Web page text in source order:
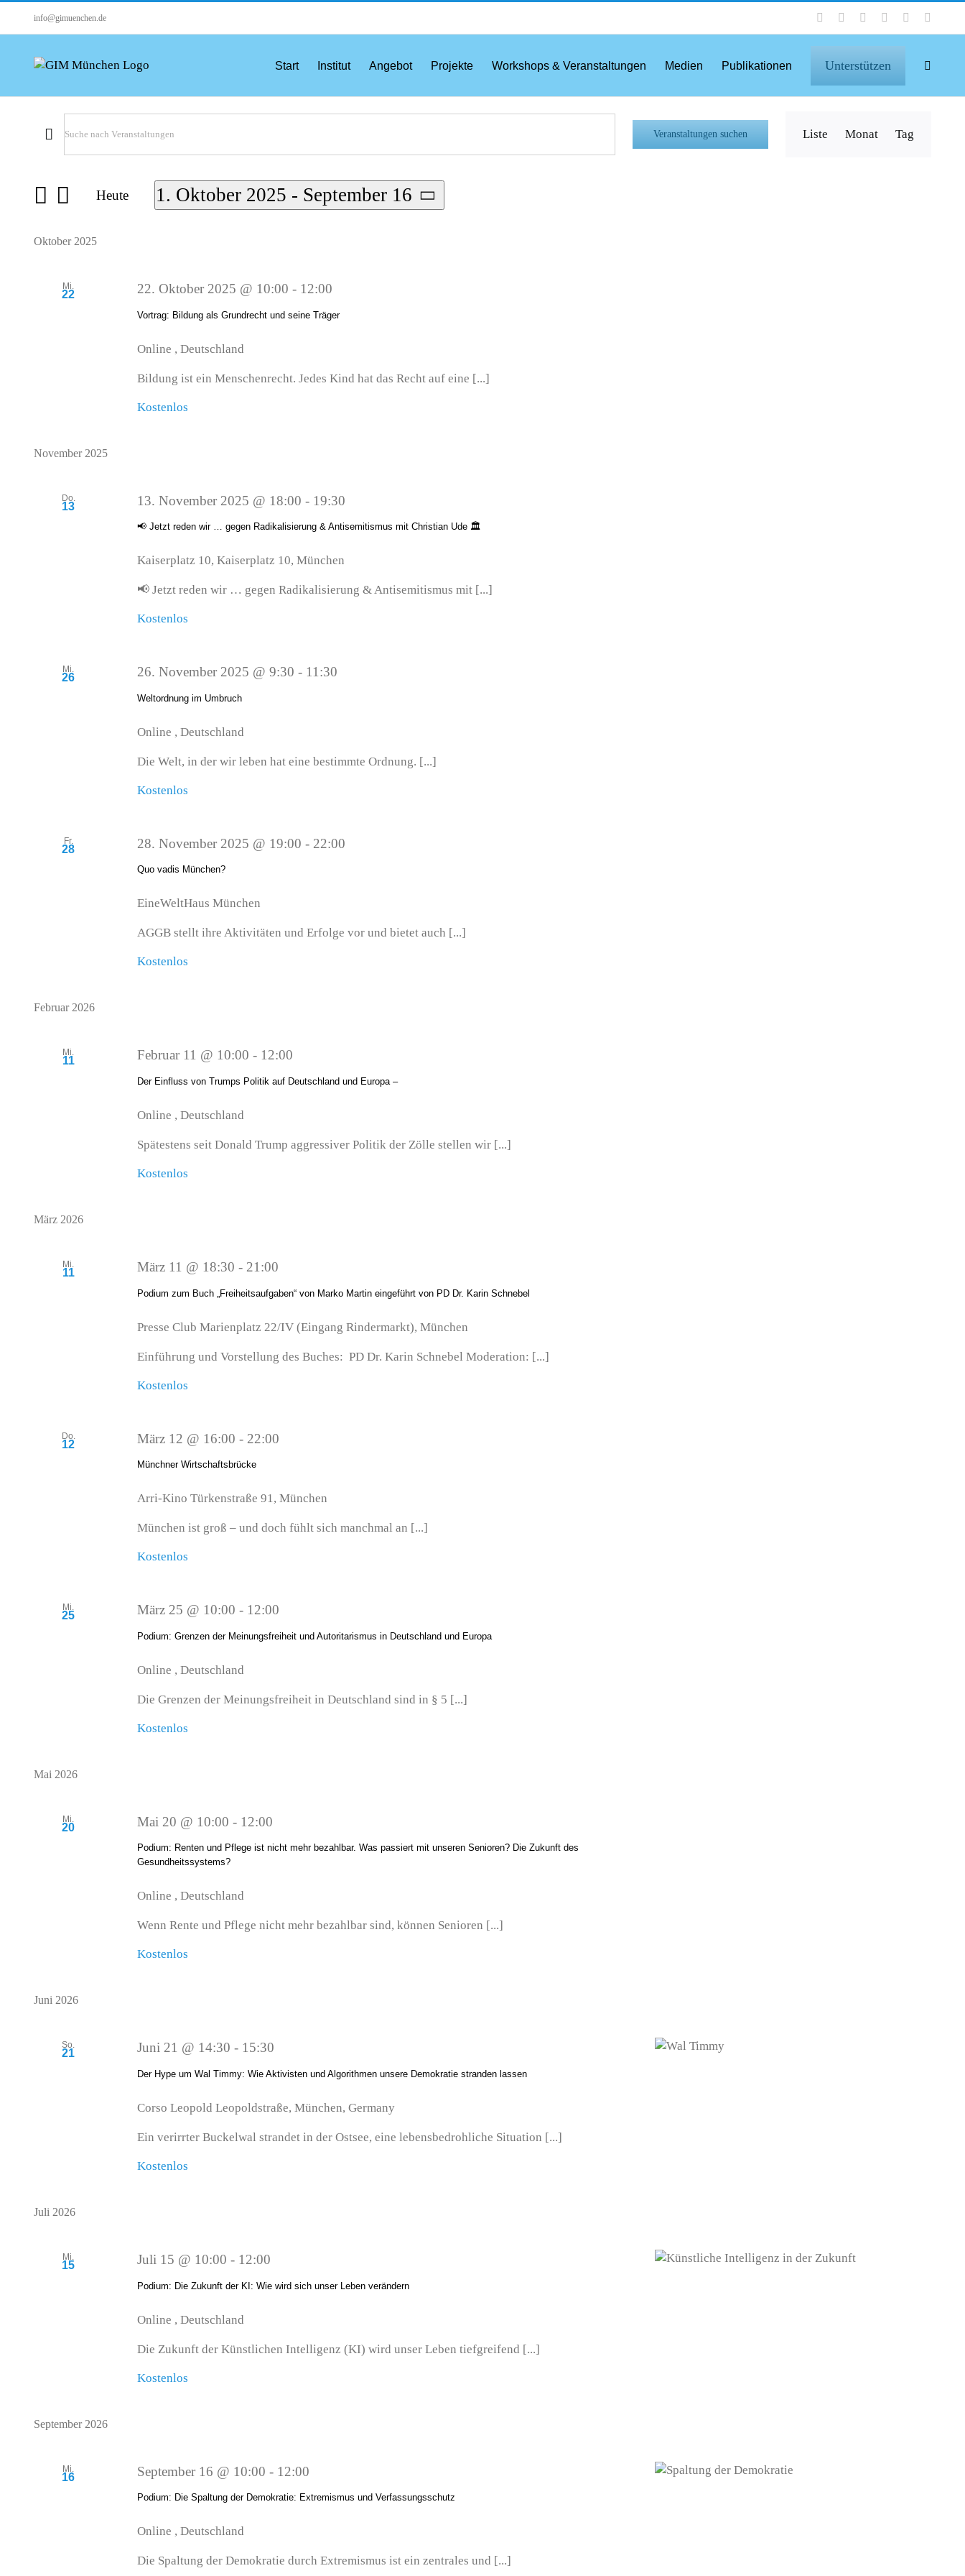
info@gimuenchen.de FacebookInstagramLinkedIn YouTube
Start Institut Angebot Projekte Workshops & Veranstaltungen Medien Publikationen Unterstützen
Veranstaltungen
Veranstaltungen
Navigation
Bitte
Schlüsselwort
Schlüsselwort.
Veranstaltungen suchen
Ansichten-
Liste Monat Tag
Heute 1. Oktober 2025 - September 16
Oktober 2025
Mi.
22
Vortrag: Bildung als Grundrecht und seine Träger
22. Oktober 2025 @ 10:00 - 12:00
Online , Deutschland
Bildung ist ein Menschenrecht. Jedes Kind hat das Recht auf eine [...]
Kostenlos
November 2025
Do.
13
📢 Jetzt reden wir … gegen Radikalisierung & Antisemitismus mit Christian Ude 🏛
13. November 2025 @ 18:00 - 19:30
Kaiserplatz 10,Kaiserplatz 10, München
📢 Jetzt reden wir … gegen Radikalisierung & Antisemitismus mit [...]
Kostenlos
Mi.
26
Weltordnung im Umbruch
26. November 2025 @ 9:30 - 11:30
Online , Deutschland
Die Welt, in der wir leben hat eine bestimmte Ordnung. [...]
Kostenlos
Fr.
28
Quo vadis München?
28. November 2025 @ 19:00 - 22:00
EineWeltHausMünchen
AGGB stellt ihre Aktivitäten und Erfolge vor und bietet auch [...]
Kostenlos
Februar 2026
Mi.
11
Der Einfluss von Trumps Politik auf Deutschland und Europa –
Februar 11 @ 10:00 - 12:00
Online , Deutschland
Spätestens seit Donald Trump aggressiver Politik der Zölle stellen wir [...]
Kostenlos
März 2026
Mi.
11
Podium zum Buch „Freiheitsaufgaben“ von Marko Martin eingeführt von PD Dr. Karin Schnebel
März 11 @ 18:30 - 21:00
Presse ClubMarienplatz 22/IV (Eingang Rindermarkt), München
Einführung und Vorstellung des Buches: PD Dr. Karin Schnebel Moderation: [...]
Kostenlos
Do.
12
Münchner Wirtschaftsbrücke
März 12 @ 16:00 - 22:00
Arri-KinoTürkenstraße 91, München
München ist groß – und doch fühlt sich manchmal an [...]
Kostenlos
Mi.
25
Podium: Grenzen der Meinungsfreiheit und Autoritarismus in Deutschland und Europa
März 25 @ 10:00 - 12:00
Online , Deutschland
Die Grenzen der Meinungsfreiheit in Deutschland sind in § 5 [...]
Kostenlos
Mai 2026
Mi.
20
Podium: Renten und Pflege ist nicht mehr bezahlbar. Was passiert mit unseren Senioren? Die Zukunft des
Gesundheitssystems?
Mai 20 @ 10:00 - 12:00
Online , Deutschland
Wenn Rente und Pflege nicht mehr bezahlbar sind, können Senioren [...]
Kostenlos
Juni 2026
So.
21
Der Hype um Wal Timmy: Wie Aktivisten und Algorithmen unsere Demokratie stranden lassen
Juni 21 @ 14:30 - 15:30
Corso LeopoldLeopoldstraße, München, Germany
Ein verirrter Buckelwal strandet in der Ostsee, eine lebensbedrohliche Situation [...]
Kostenlos
Juli 2026
Mi.
15
Podium: Die Zukunft der KI: Wie wird sich unser Leben verändern
Juli 15 @ 10:00 - 12:00
Online , Deutschland
Die Zukunft der Künstlichen Intelligenz (KI) wird unser Leben tiefgreifend [...]
Kostenlos
September 2026
Mi.
16
Podium: Die Spaltung der Demokratie: Extremismus und Verfassungsschutz
September 16 @ 10:00 - 12:00
Online , Deutschland
Die Spaltung der Demokratie durch Extremismus ist ein zentrales und [...]